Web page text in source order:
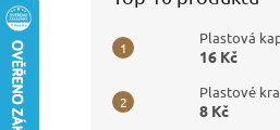
Plastová
16 Kč
Plastové
8 Kč